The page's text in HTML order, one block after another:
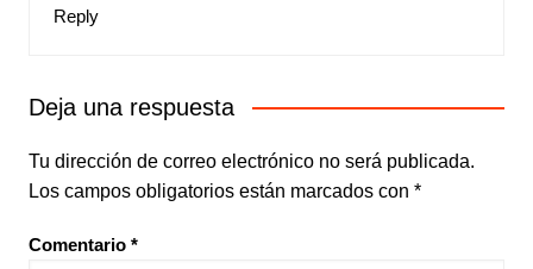
Reply
Deja una respuesta
Tu dirección de correo electrónico no será publicada.
Los campos obligatorios están marcados con *
Comentario *